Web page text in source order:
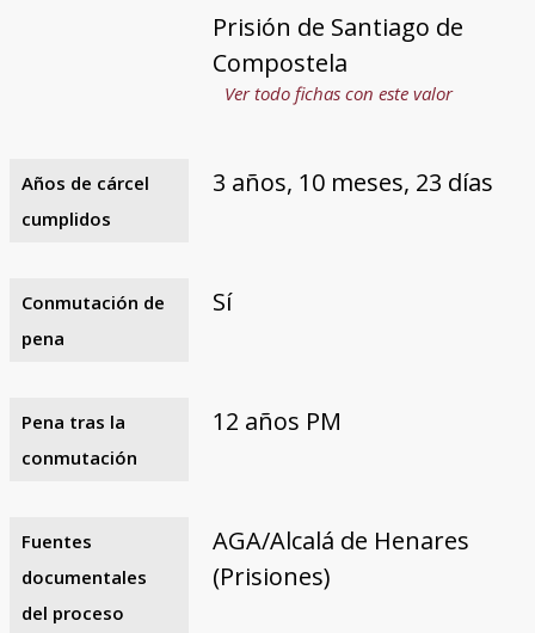
Prisión de Santiago de
Compostela
Ver todo fichas con este valor
Años de cárcel
cumplidos
3 años, 10 meses, 23 días
Conmutación de
pena
Sí
Pena tras la
conmutación
12 años PM
Fuentes
documentales
del proceso
AGA/Alcalá de Henares
(Prisiones)